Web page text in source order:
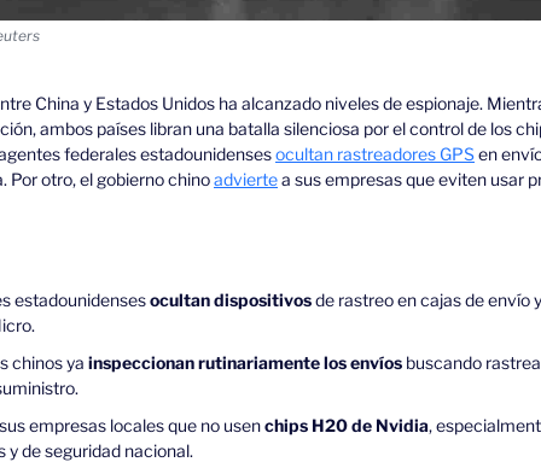
China y Estados Unidos ha alcanzado niveles de espionaje.
ambos países libran una batalla silenciosa por el control de los
federales estadounidenses ocultan rastreadores GPS en
Por otro, el gobierno chino advierte a sus empresas que eviten usar
estadounidenses ocultan dispositivos de rastreo en cajas de envío
chinos ya inspeccionan rutinariamente los envíos buscando
empresas locales que no usen chips H20 de Nvidia,
y de seguridad nacional.